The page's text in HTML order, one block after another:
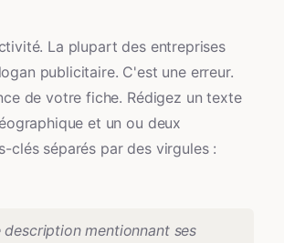
La plupart des entreprises
publicitaire. C'est une erreur.
de votre fiche. Rédigez un texte
et un ou deux
clés séparés par des virgules :
mentionnant ses